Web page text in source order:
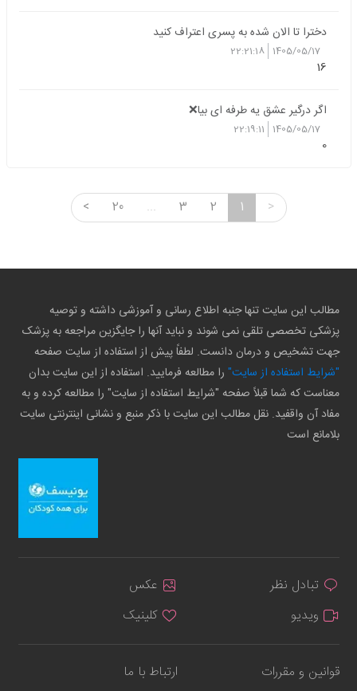
دخترا تا الان شده به پسری اعتراف کنید
1405/05/17
22:21:18
16
اگر درگیر عشق یه طرفه ای بیا❌
1405/05/17
22:19:11
0
>
1
2
3
...
20
<
مطالب این سایت تنها جنبه اطلاع رسانی و آموزشی داشته و توصیه
پزشکی تخصصی تلقی نمی شوند و نباید آنها را جایگزین مراجعه به پزشک
جهت تشخیص و درمان دانست. لطفاً پیش از استفاده از سایت صفحه
"شرایط استفاده از سایت" را مطالعه فرمایید. استفاده از این سایت بدان
معناست که شما قبلاً صفحه "شرایط استفاده از سایت" را مطالعه کرده و به
مفاد آن واقفید. نقل مطالب این سایت با ذکر منبع و نشانی اینترنتی سایت
بلامانع است
تبادل نظر
عکس
ویدیو
کلینیک
قوانین و مقررات ارتباط با ما